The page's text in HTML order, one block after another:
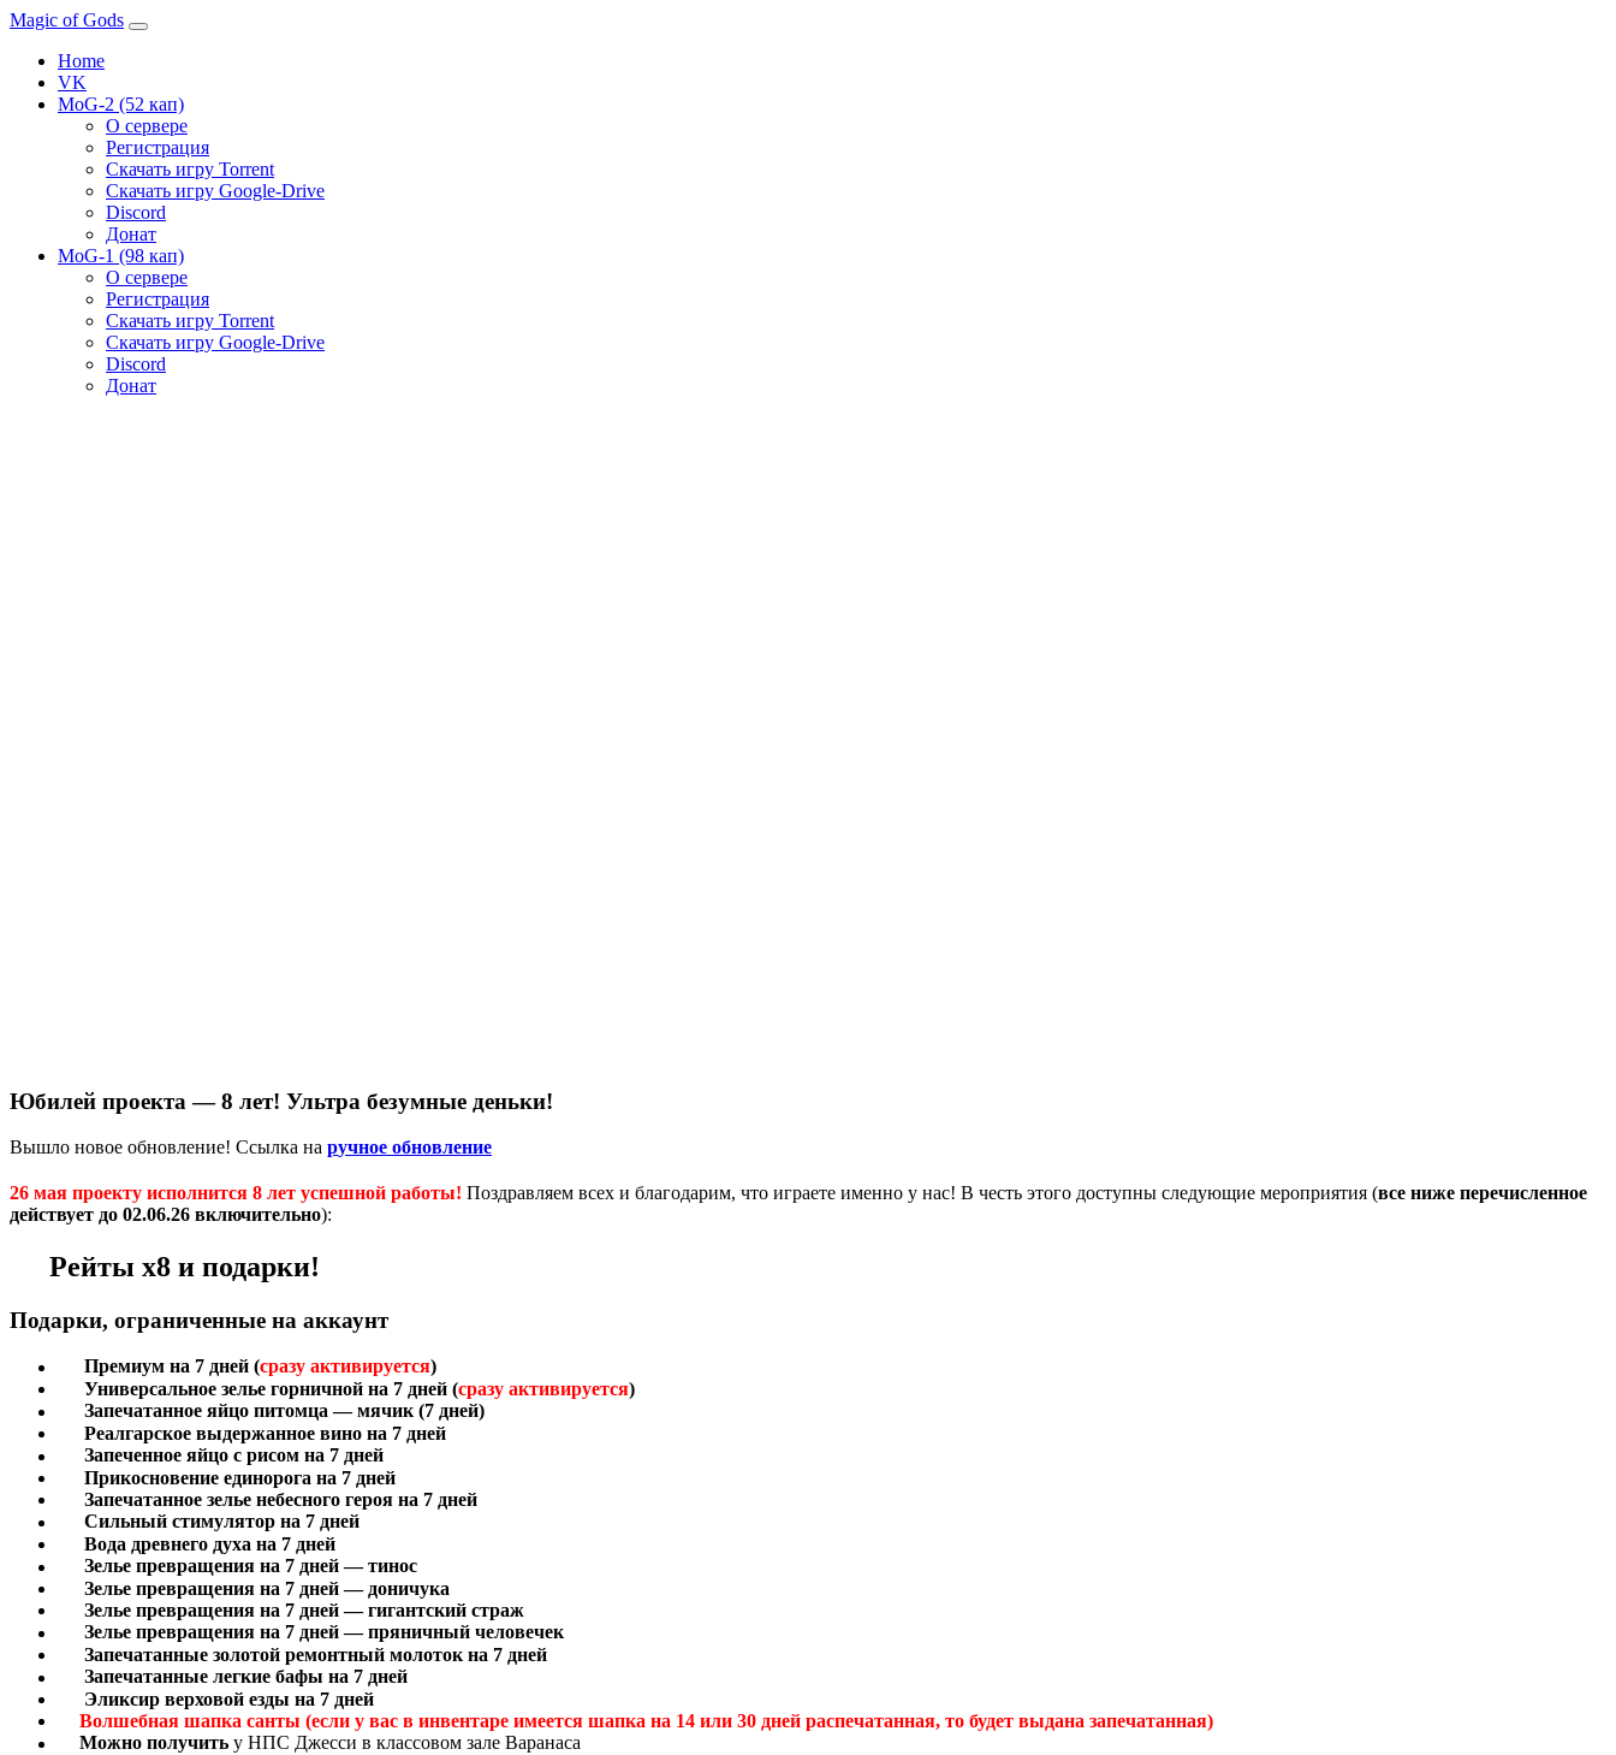
Magic of Gods
Home
VK
MoG-2 (52 кап)
О сервере
Регистрация
Скачать игру Torrent
Скачать игру Google-Drive
Discord
Донат
MoG-1 (98 кап)
О сервере
Регистрация
Скачать игру Torrent
Скачать игру Google-Drive
Discord
Донат
Юбилей проекта — 8 лет! Ультра безумные деньки!
Вышло новое обновление! Ссылка на ручное обновление
26 мая проекту исполнится 8 лет успешной работы! Поздравляем всех и благодарим, что играете именно у нас! В честь этого доступны следующие мероприятия (все ниже перечисленное
действует до 02.06.26 включительно):
Рейты х8 и подарки!
Подарки, ограниченные на аккаунт
Премиум на 7 дней (сразу активируется)
Универсальное зелье горничной на 7 дней (сразу активируется)
Запечатанное яйцо питомца — мячик (7 дней)
Реалгарское выдержанное вино на 7 дней
Запеченное яйцо с рисом на 7 дней
Прикосновение единорога на 7 дней
Запечатанное зелье небесного героя на 7 дней
Сильный стимулятор на 7 дней
Вода древнего духа на 7 дней
Зелье превращения на 7 дней — тинос
Зелье превращения на 7 дней — доничука
Зелье превращения на 7 дней — гигантский страж
Зелье превращения на 7 дней — пряничный человечек
Запечатанные золотой ремонтный молоток на 7 дней
Запечатанные легкие бафы на 7 дней
Эликсир верховой езды на 7 дней
Волшебная шапка санты (если у вас в инвентаре имеется шапка на 14 или 30 дней распечатанная, то будет выдана запечатанная)
Можно получить у НПС Джесси в классовом зале Варанаса